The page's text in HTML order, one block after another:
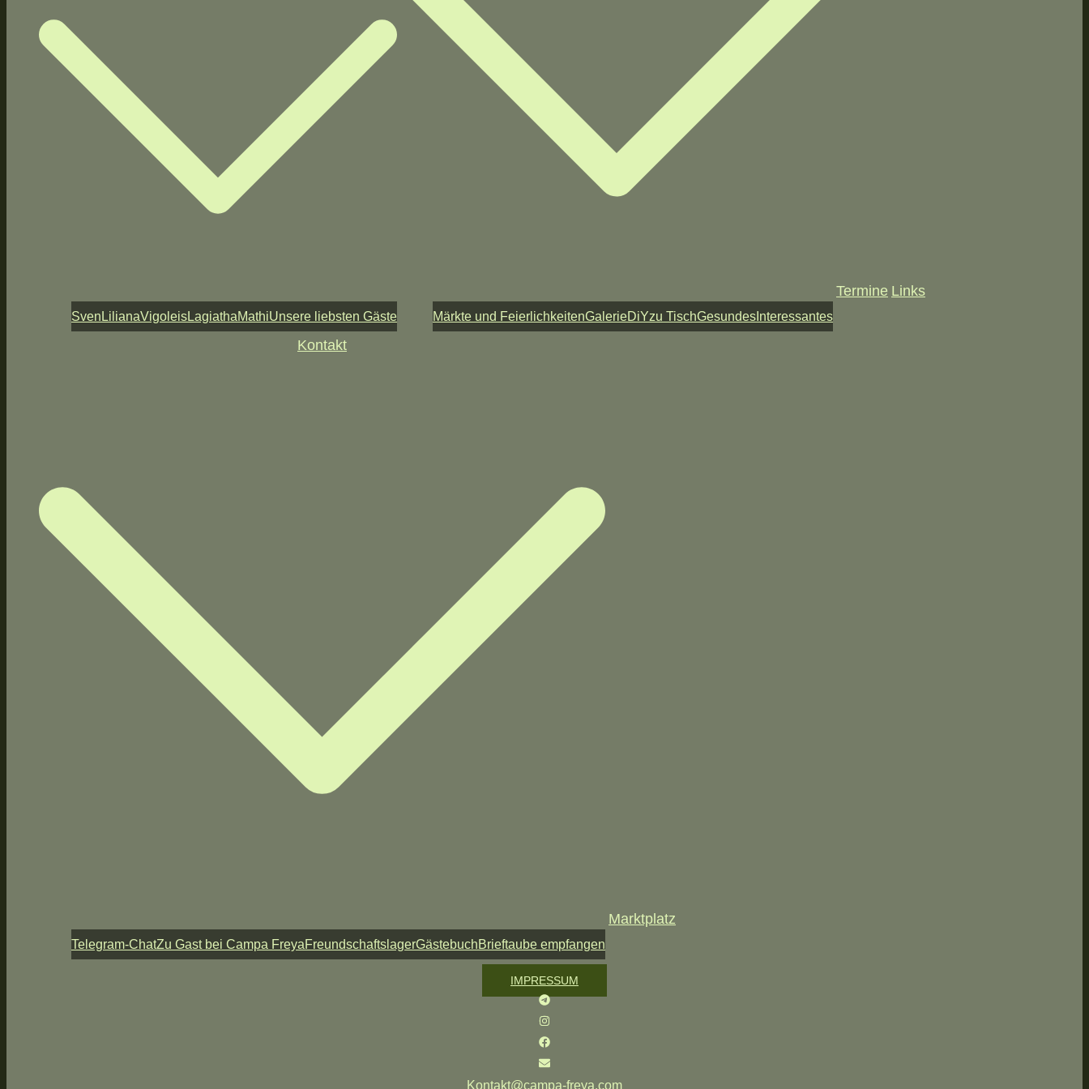
Sven LilianaVigoleisLagiathaMathiUnsere liebsten Gäste Märkte und FeierlichkeitenGalerieDiYzu TischGesundes Interessantes
Termine Links
Kontakt
Telegram-ChatZu Gast bei Campa FreyaFreundschaftslagerGästebuchBrieftaube empfangen
Marktplatz
IMPRESSUM
Kontakt@campa-freya.com